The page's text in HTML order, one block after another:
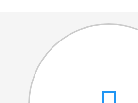
Dia da Amizade
Dia da Mulher
Dia do Pai